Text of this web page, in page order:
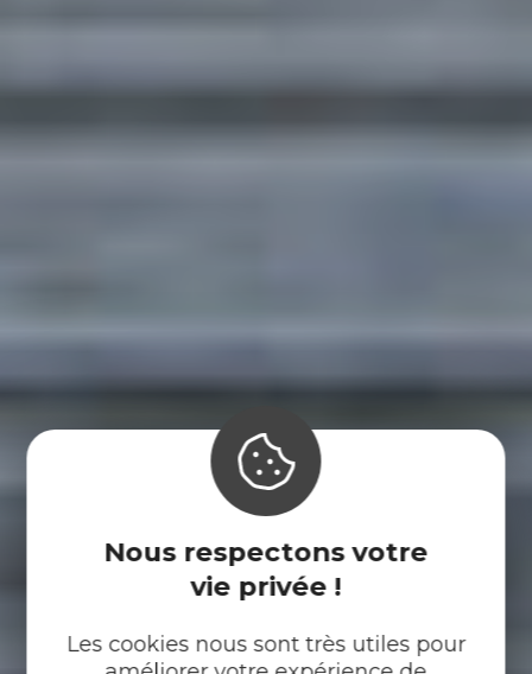
Nous respectons votre
vie privée !
Les cookies nous sont très utiles pour